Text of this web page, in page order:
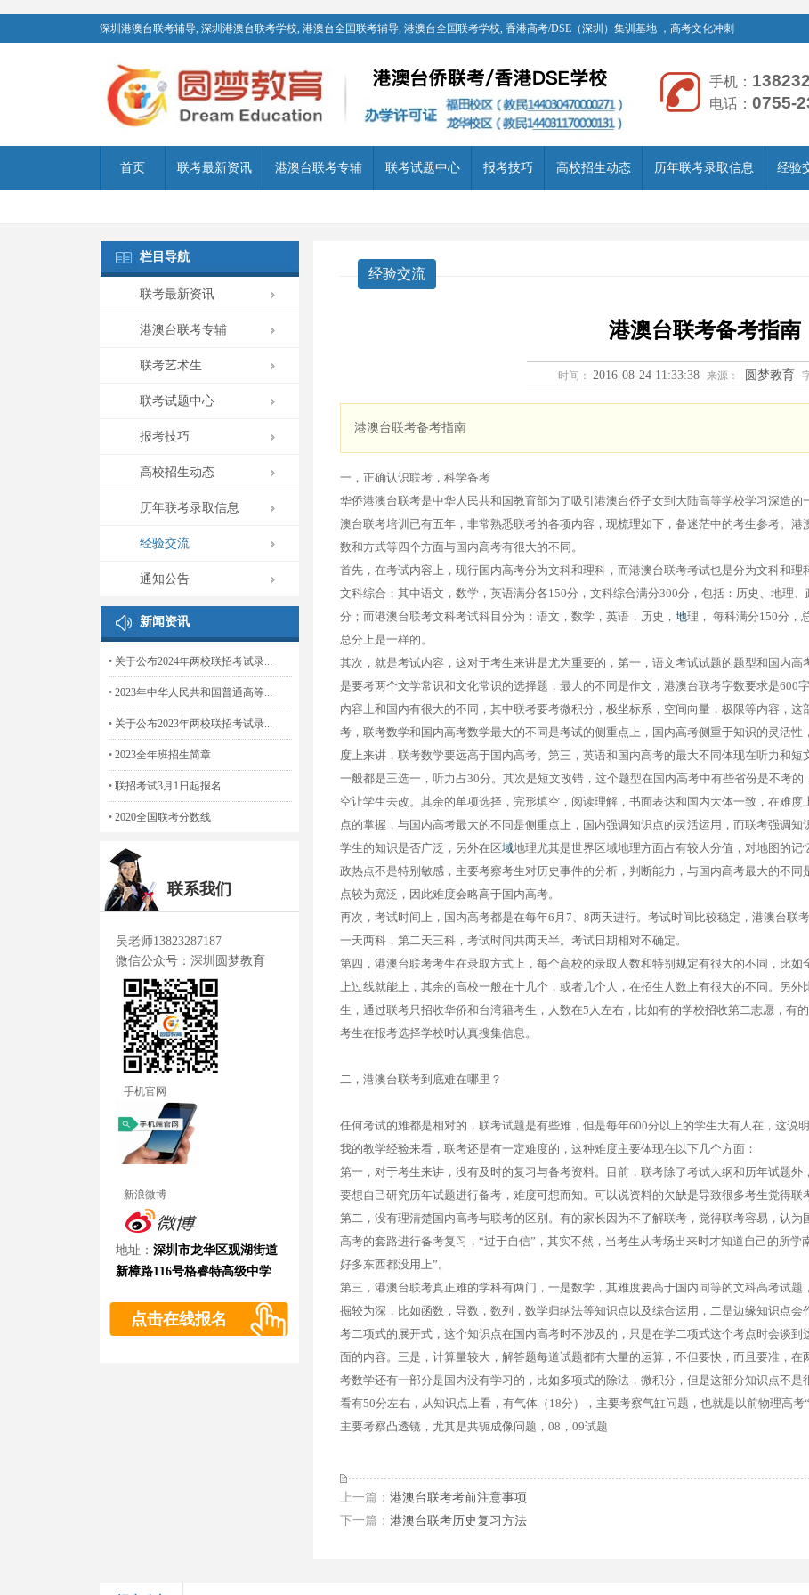
深圳港澳台联考辅导, 深圳港澳台联考学校, 港澳台全国联考辅导, 港澳台全国联考学校, 香港高考/DSE（深圳）集训基地 ，高考文化冲刺
手机：
电话： 0755-
首页 联考最新资讯 港澳台联考专辅 联考试题中心 报考技巧 高校招生动态 历年联考录取信息 经验
栏目导航
联考最新资讯
港澳台联考专辅
联考艺术生
联考试题中心
报考技巧
高校招生动态
历年联考录取信息
经验交流
通知公告
新闻资讯
• 关于公布2024年两校联招考试录...
• 2023年中华人民共和国普通高等...
• 关于公布2023年两校联招考试录...
• 2023全年班招生简章
• 联招考试3月1日起报名
• 2020全国联考分数线
联系我们
吴老师13823287187
微信公众号：深圳圆梦教育
手机官网
新浪微博
地址： 深圳市龙华区观湖街道
新樟路116号格睿特高级中学
点击在线报名
经验交流
港澳台联考备考指南
时间： 2016-08-24 11:33:38 来源： 圆梦教育
港澳台联考备考指南
一，正确认识联考，科学备考
华侨港澳台联考是中华人民共和国教育部为了吸引港澳台侨子女到大陆高等学校学习深造
澳台联考培训已有五年，非常熟悉联考的各项内容，现梳理如下，备迷茫中的考生参考。
数和方式等四个方面与国内高考有很大的不同。
首先，在考试内容上，现行国内高考分为文科和理科，而港澳台联考考试也是分为文科和理
文科综合；其中语文，数学，英语满分各150分，文科综合满分300分，包括：历史、地理
分；而港澳台联考文科考试科目分为：语文，数学，英语，历史， 地理， 每科满分150分，
总分上是一样的。
其次，就是考试内容，这对于考生来讲是尤为重要的，第一，语文考试试题的题型和国内
是要考两个文学常识和文化常识的选择题，最大的不同是作文，港澳台联考字数要求是600
内容上和国内有很大的不同，其中联考要考微积分，极坐标系，空间向量，极限等内容，
考，联考数学和国内高考数学最大的不同是考试的侧重点上，国内高考侧重于知识的灵活
度上来讲，联考数学要远高于国内高考。第三，英语和国内高考的最大不同体现在听力和
一般都是三选一，听力占30分。其次是短文改错，这个题型在国内高考中有些省份是不考的
空让学生去改。其余的单项选择，完形填空，阅读理解，书面表达和国内大体一致，在难
点的掌握，与国内高考最大的不同是侧重点上，国内强调知识点的灵活运用，而联考强调
学生的知识是否广泛，另外在区域地理尤其是世界区域地理方面占有较大分值，对地图的
政热点不是特别敏感，主要考察考生对历史事件的分析，判断能力，与国内高考最大的不
点较为宽泛，因此难度会略高于国内高考。
再次，考试时间上，国内高考都是在每年6月7、8两天进行。考试时间比较稳定，港澳台联
一天两科，第二天三科，考试时间共两天半。考试日期相对不确定。
第四，港澳台联考考生在录取方式上，每个高校的录取人数和特别规定有很大的不同，比
上过线就能上，其余的高校一般在十几个，或者几个人，在招生人数上有很大的不同。另
生，通过联考只招收华侨和台湾籍考生，人数在5人左右，比如有的学校招收第二志愿，有
考生在报考选择学校时认真搜集信息。
二，港澳台联考到底难在哪里？
任何考试的难都是相对的，联考试题是有些难，但是每年600分以上的学生大有人在，这说
我的教学经验来看，联考还是有一定难度的，这种难度主要体现在以下几个方面：
第一，对于考生来讲，没有及时的复习与备考资料。目前，联考除了考试大纲和历年试题外
要想自己研究历年试题进行备考，难度可想而知。可以说资料的欠缺是导致很多考生觉得联
第二，没有理清楚国内高考与联考的区别。有的家长因为不了解联考，觉得联考容易，认
高考的套路进行备考复习，“过于自信”，其实不然，当考生从考场出来时才知道自己的所
好多东西都没用上”。
第三，港澳台联考真正难的学科有两门，一是数学，其难度要高于国内同等的文科高考试
掘较为深，比如函数，导数，数列，数学归纳法等知识点以及综合运用，二是边缘知识点
考二项式的展开式，这个知识点在国内高考时不涉及的，只是在学二项式这个考点时会谈
面的内容。三是，计算量较大，解答题每道试题都有大量的运算，不但要快，而且要准，
考数学还有一部分是国内没有学习的，比如多项式的除法，微积分，但是这部分知识点不
看有50分左右，从知识点上看，有气体（18分），主要考察气缸问题，也就是以前物理高
主要考察凸透镜，尤其是共轭成像问题，08，09试题
上一篇： 港澳台联考考前注意事项
下一篇： 港澳台联考历史复习方法
2014-2016年港澳台、华侨生联招考试各高校录取分... 暨大招2000港澳台生
2015年暨南大學招收香港學生招生簡章 2015年暨南大學招收澳門學生招生簡章
2014年联合招生专业目录 第二批本科录取院校 《... 2014年联合招生专业目录 第二批本科录取院校 《...